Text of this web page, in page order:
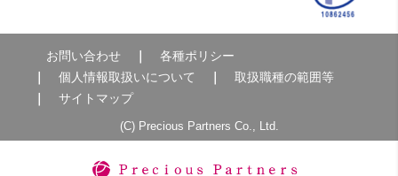
お問い合わせ
各種ポリシー
個人情報取扱いについて
取扱職種の範囲等
サイトマップ
(C) Precious Partners Co., Ltd.